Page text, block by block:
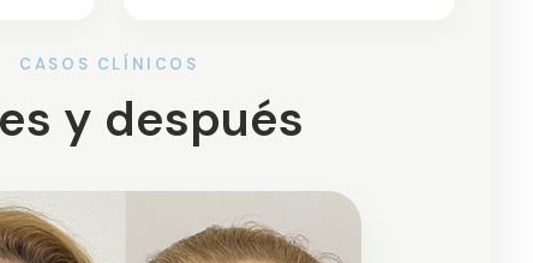
CASOS CLÍNICOS
y después